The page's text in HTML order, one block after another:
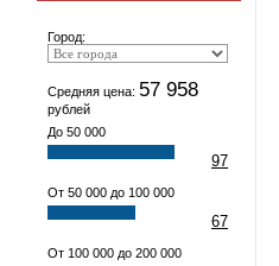
Город:
Средняя цена: 57 958
рублей
До 50 000
97
От 50 000 до 100 000
67
От 100 000 до 200 000